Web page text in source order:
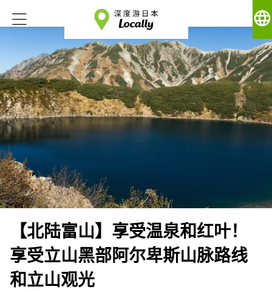
language
【北陆富山】享受温泉和红叶！
享受立山黑部阿尔卑斯山脉路线
和立山观光